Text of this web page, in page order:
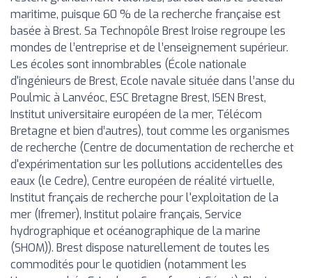
maritime, puisque 60 % de la recherche française est
basée à Brest. Sa Technopôle Brest Iroise regroupe les
mondes de l’entreprise et de l’enseignement supérieur.
Les écoles sont innombrables (École nationale
d'ingénieurs de Brest, Ecole navale située dans l’anse du
Poulmic à Lanvéoc, ESC Bretagne Brest, ISEN Brest,
Institut universitaire européen de la mer, Télécom
Bretagne et bien d’autres), tout comme les organismes
de recherche (Centre de documentation de recherche et
d'expérimentation sur les pollutions accidentelles des
eaux (le Cedre), Centre européen de réalité virtuelle,
Institut français de recherche pour l'exploitation de la
mer (Ifremer), Institut polaire français, Service
hydrographique et océanographique de la marine
(SHOM)). Brest dispose naturellement de toutes les
commodités pour le quotidien (notamment les